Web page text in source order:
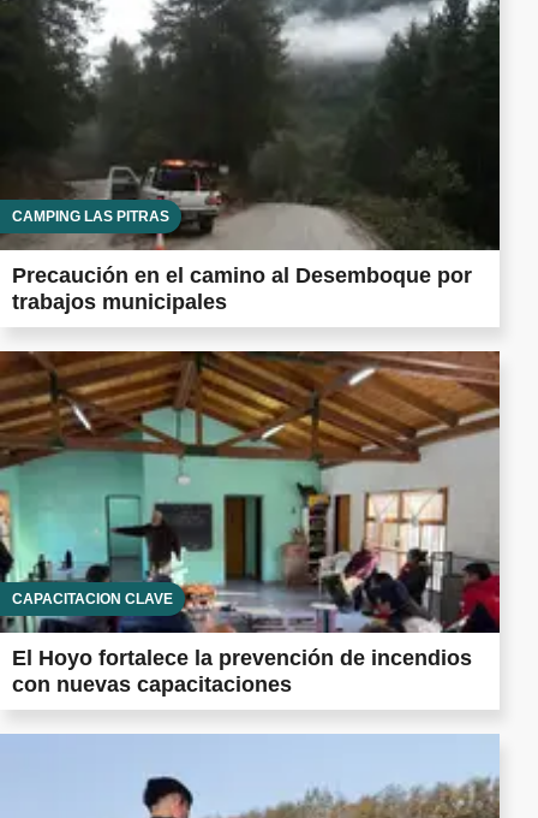
CAMPING LAS PITRAS
Precaución en el camino al Desemboque por
trabajos municipales
CAPACITACIÓN CLAVE
El Hoyo fortalece la prevención de incendios
con nuevas capacitaciones